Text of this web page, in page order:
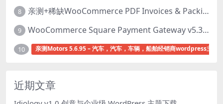
8 亲测+稀缺WooCommerce PDF Invoices & Packing Slips Professional v2.20.0 + Templates v2.25.1 [by WpOverNight] WooCommerce PDF 发票和装箱单插件下载
9 WooCommerce Square Payment Gateway v5.3.2 Square账户集成插件下载
10 亲测Motors 5.6.95 – 汽车，汽车，车辆，船舶经销商wordpress主题
近期文章